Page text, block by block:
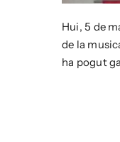
Hui, 5 de
de la
ha pogut